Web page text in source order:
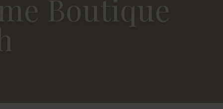
Boutique